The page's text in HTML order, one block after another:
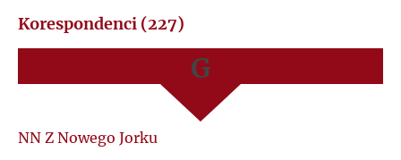
J
Korespondenci (227)
G
H